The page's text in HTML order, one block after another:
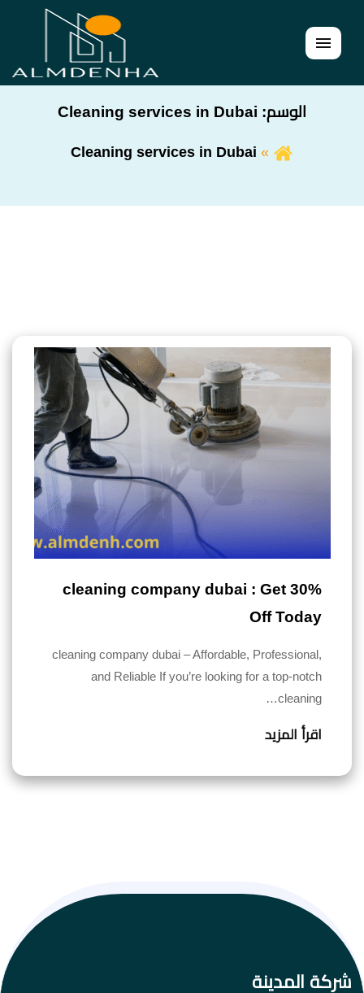
القائمة
الوسم: Cleaning services in Dubai
Cleaning services in Dubai
cleaning company dubai : Get 30%
Off Today
cleaning company dubai – Affordable, Professional,
and Reliable If you’re looking for a top-notch
cleaning…
اقرأ المزيد
شركة المدينة